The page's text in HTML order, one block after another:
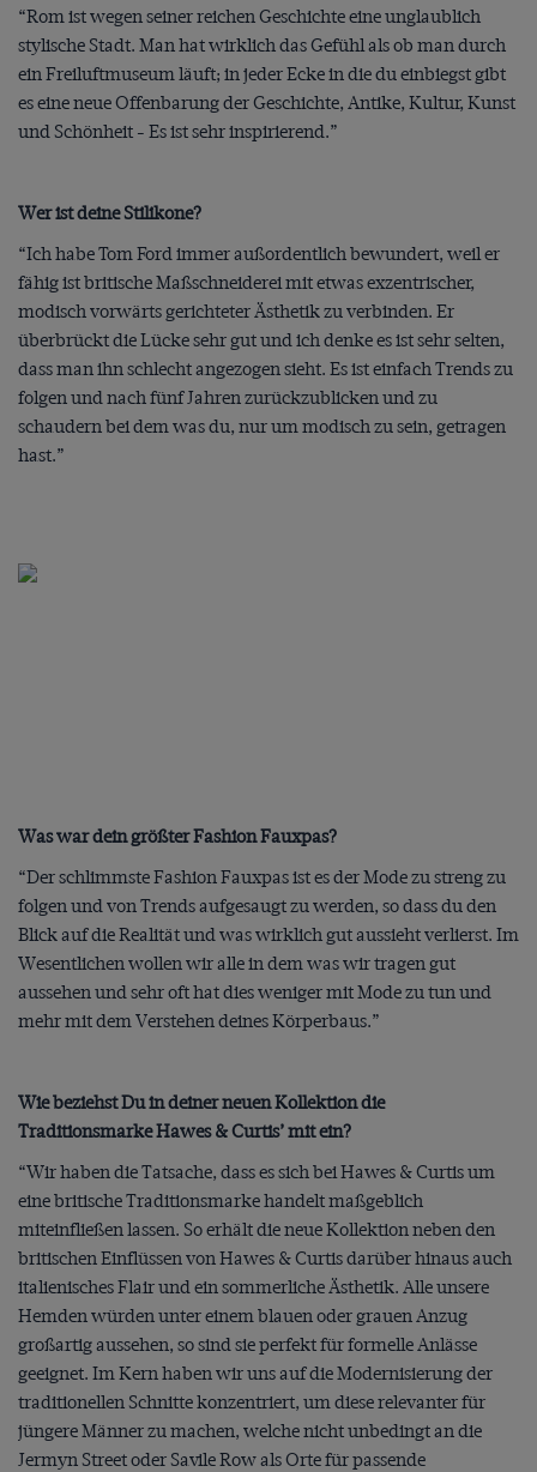
“Rom ist wegen seiner reichen Geschichte eine unglaublich
stylische Stadt. Man hat wirklich das Gefühl als ob man durch
ein Freiluftmuseum läuft; in jeder Ecke in die du einbiegst gibt
es eine neue Offenbarung der Geschichte, Antike, Kultur, Kunst
und Schönheit - Es ist sehr inspirierend.”
Wer ist deine Stilikone?
“Ich habe Tom Ford immer außordentlich bewundert, weil er
fähig ist britische Maßschneiderei mit etwas exzentrischer,
modisch vorwärts gerichteter Ästhetik zu verbinden. Er
überbrückt die Lücke sehr gut und ich denke es ist sehr selten,
dass man ihn schlecht angezogen sieht. Es ist einfach Trends zu
folgen und nach fünf Jahren zurückzublicken und zu
schaudern bei dem was du, nur um modisch zu sein, getragen
hast.”
Was war dein größter Fashion Fauxpas?
“Der schlimmste Fashion Fauxpas ist es der Mode zu streng zu
folgen und von Trends aufgesaugt zu werden, so dass du den
Blick auf die Realität und was wirklich gut aussieht verlierst. Im
Wesentlichen wollen wir alle in dem was wir tragen gut
aussehen und sehr oft hat dies weniger mit Mode zu tun und
mehr mit dem Verstehen deines Körperbaus.”
Wie beziehst Du in deiner neuen Kollektion die
Traditionsmarke Hawes & Curtis’ mit ein?
“Wir haben die Tatsache, dass es sich bei Hawes & Curtis um
eine britische Traditionsmarke handelt maßgeblich
miteinfließen lassen. So erhält die neue Kollektion neben den
britischen Einflüssen von Hawes & Curtis darüber hinaus auch
italienisches Flair und ein sommerliche Ästhetik. Alle unsere
Hemden würden unter einem blauen oder grauen Anzug
großartig aussehen, so sind sie perfekt für formelle Anlässe
geeignet. Im Kern haben wir uns auf die Modernisierung der
traditionellen Schnitte konzentriert, um diese relevanter für
jüngere Männer zu machen, welche nicht unbedingt an die
Jermyn Street oder Savile Row als Orte für passende